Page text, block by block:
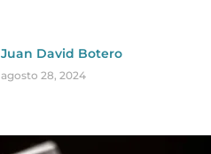
Juan David Botero
agosto 28, 2024